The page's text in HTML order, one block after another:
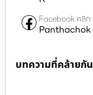
Facebook คลิก
Panthachok
บทความที่คล้ายกัน